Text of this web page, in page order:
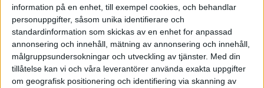
information på en enhet, till exempel cookies, och behandlar
personuppgifter, såsom unika identifierare och
standardinformation som skickas av en enhet for anpassad
annonsering och innehåll, mätning av annonsering och innehåll,
målgruppsundersokningar och utveckling av tjänster. Med din
tillåtelse kan vi och våra leverantörer använda exakta uppgifter
om geografisk positionering och identifiering via skanning av
Adidas Adizero Boston 6 Dam
Adidas Adizero Boston 6 Herr